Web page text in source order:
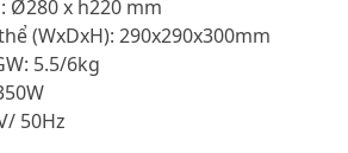
Ø280 x h220 mm
(WxDxH): 290x290x300mm
5.5/6kg
50Hz